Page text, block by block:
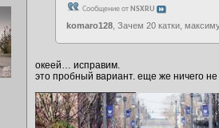
Сообщение от NSXRU
komaro128 , Зачем 20 катки,
океей… исправим.
это пробный вариант. еще же ничего не